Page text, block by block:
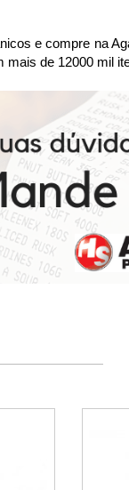
e compre na
de 12000 mil